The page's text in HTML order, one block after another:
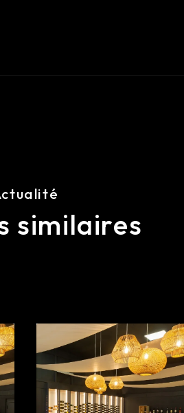
similaires